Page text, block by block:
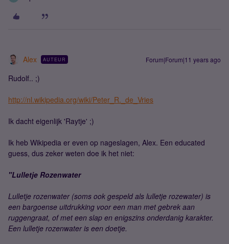
Alex AUTEUR Forum|Forum|11 years ago
Rudolf.. ;)
http://nl.wikipedia.org/wiki/Peter_R._de_Vries
Ik dacht eigenlijk 'Raytje' ;)
Ik heb Wikipedia er even op nageslagen, Alex. Een educated
guess, dus zeker weten doe ik het niet:
"Lulletje Rozenwater
Lulletje rozenwater (soms ook gespeld als lulletje rozewater) is
een bargoense uitdrukking voor een man met gebrek aan
ruggengraat, of met een slap en enigszins onderdanig karakter.
Een lulletje rozenwater is een doetje.